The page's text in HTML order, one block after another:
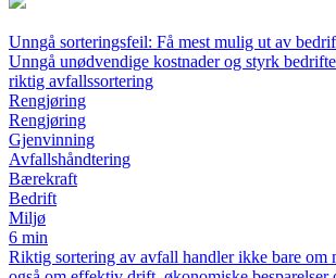
Unngå sorteringsfeil: Få mest mulig ut av
Unngå unødvendige kostnader og styrk
riktig avfallssortering
Rengjøring
Rengjøring
Gjenvinning
Avfallshåndtering
Bærekraft
Bedrift
Miljø
6 min
Riktig sortering av avfall handler ikke bare om